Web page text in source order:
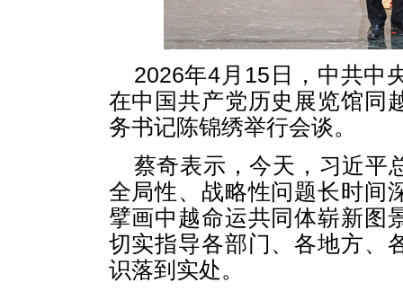
2026年4月15日，中共中
在中国共产党历史展览馆同
务书记陈锦绣举行会谈。
蔡奇表示，今天，习近平
全局性、战略性问题长时间
擘画中越命运共同体崭新图
切实指导各部门、各地方、
识落到实处。